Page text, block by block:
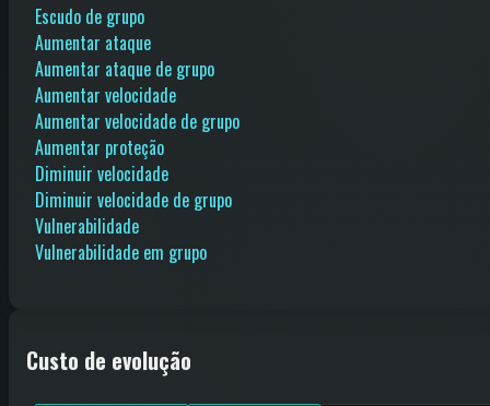
Escudo de grupo
Aumentar ataque
Aumentar ataque de grupo
Aumentar velocidade
Aumentar velocidade de grupo
Aumentar proteção
Diminuir velocidade
Diminuir velocidade de grupo
Vulnerabilidade
Vulnerabilidade em grupo
Custo de evolução